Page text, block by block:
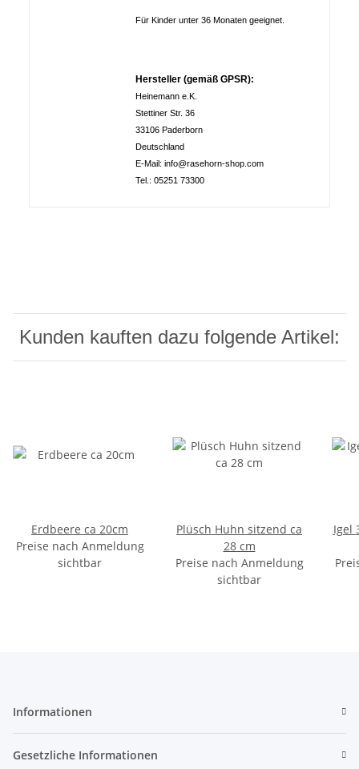
Für Kinder unter 36 Monaten geeignet.
Hersteller (gemäß GPSR):
Heinemann e.K.
Stettiner Str. 36
33106 Paderborn
Deutschland
E-Mail: info@rasehorn-shop.com
Tel.: 05251 73300
Kunden kauften dazu folgende Artikel:
Erdbeere ca 20cm
Preise nach Anmeldung
sichtbar
Plüsch Huhn sitzend ca
28 cm
Preise nach Anmeldung
sichtbar
Igel 3 Farben sortiertt ca
Informationen
Gesetzliche Informationen